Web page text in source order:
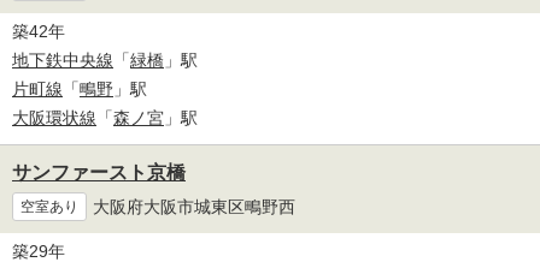
築42年
地下鉄中央線 「緑橋 」駅
片町線 「鴫野 」駅
大阪環状線 「森ノ宮 」駅
サンファースト京橋
空室あり 大阪府大阪市城東区鴫野西
築29年